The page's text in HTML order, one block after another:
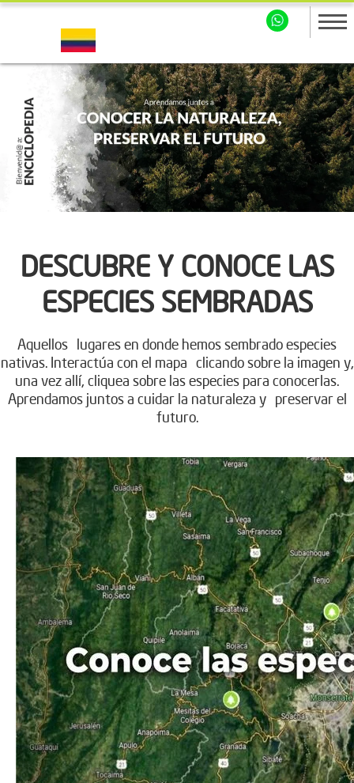
DESCUBRE Y CONOCE LAS
ESPECIES SEMBRADAS
Aquellos lugares en donde hemos sembrado especies
nativas. Interactúa con el mapa clicando sobre la imagen y,
una vez allí, cliquea sobre las especies para conocerlas.
Aprendamos juntos a cuidar la naturaleza y preservar el
futuro.